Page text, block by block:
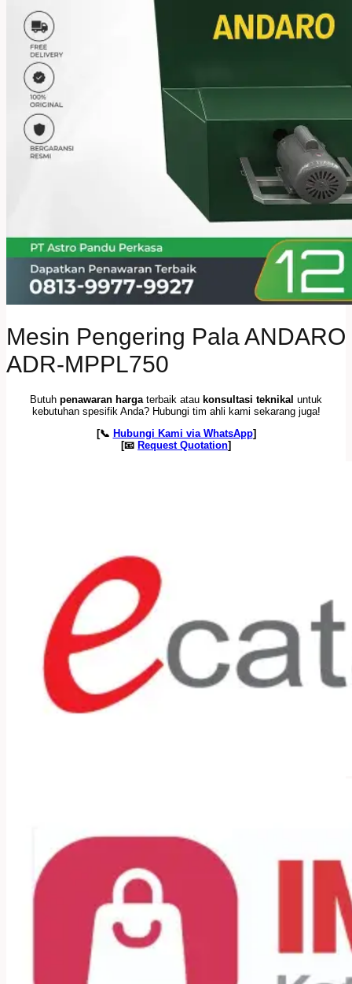
Mesin Pengering Pala ANDARO
ADR-MPPL750
Butuh penawaran hargaterbaik atau konsultasi teknikal untuk
kebutuhan spesifik Anda? Hubungi tim ahli kami sekarang juga!
[📞 Hubungi Kami via WhatsApp]
[📧 Request Quotation]